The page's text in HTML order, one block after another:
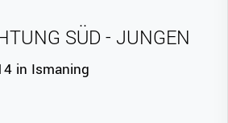
SÜD - JUNGEN
in Ismaning